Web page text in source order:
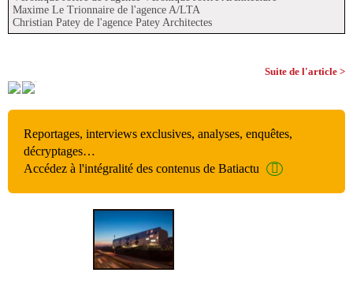
Maxime Le Trionnaire de l'agence A/LTA
Christian Patey de l'agence Patey Architectes
Suite de l'article >
Reportages, interviews exclusives, analyses, enquêtes,
décryptages…
Accédez à l'intégralité des contenus de Batiactu